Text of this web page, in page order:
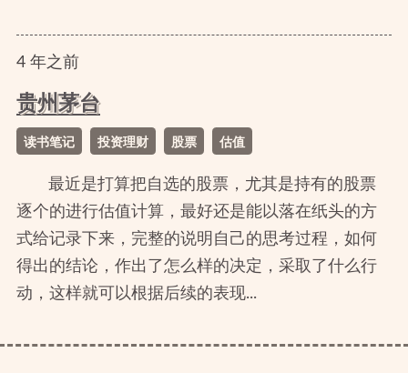
4年之前
贵州茅台
读书笔记 投资理财 股票 估值
最近是打算把自选的股票，尤其是持有的股票
逐个的进行估值计算，最好还是能以落在纸头的方
式给记录下来，完整的说明自己的思考过程，如何
得出的结论，作出了怎么样的决定，采取了什么行
动，这样就可以根据后续的表现...